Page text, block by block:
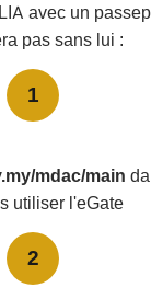
avec un
pas sans lui :
1
mdac/main
utiliser l'eGate
2